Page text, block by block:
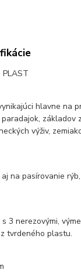
hlavne na
základov
výživ,
na pasírovanie
3 nerezovými,
tvrdeného plastu.